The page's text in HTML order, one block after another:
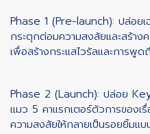
Phase 1 (Pre-launch): ปล่อย
กระตุกต่อมความสงสัยและสร้าง
เพื่อสร้างกระแสไวรัลและการพูด
Phase 2 (Launch): ปล่อย
แมว 5 คาแรกเตอร์ตัวการของ
ความสงสัยให้กลายเป็นรอยยิ้มแ